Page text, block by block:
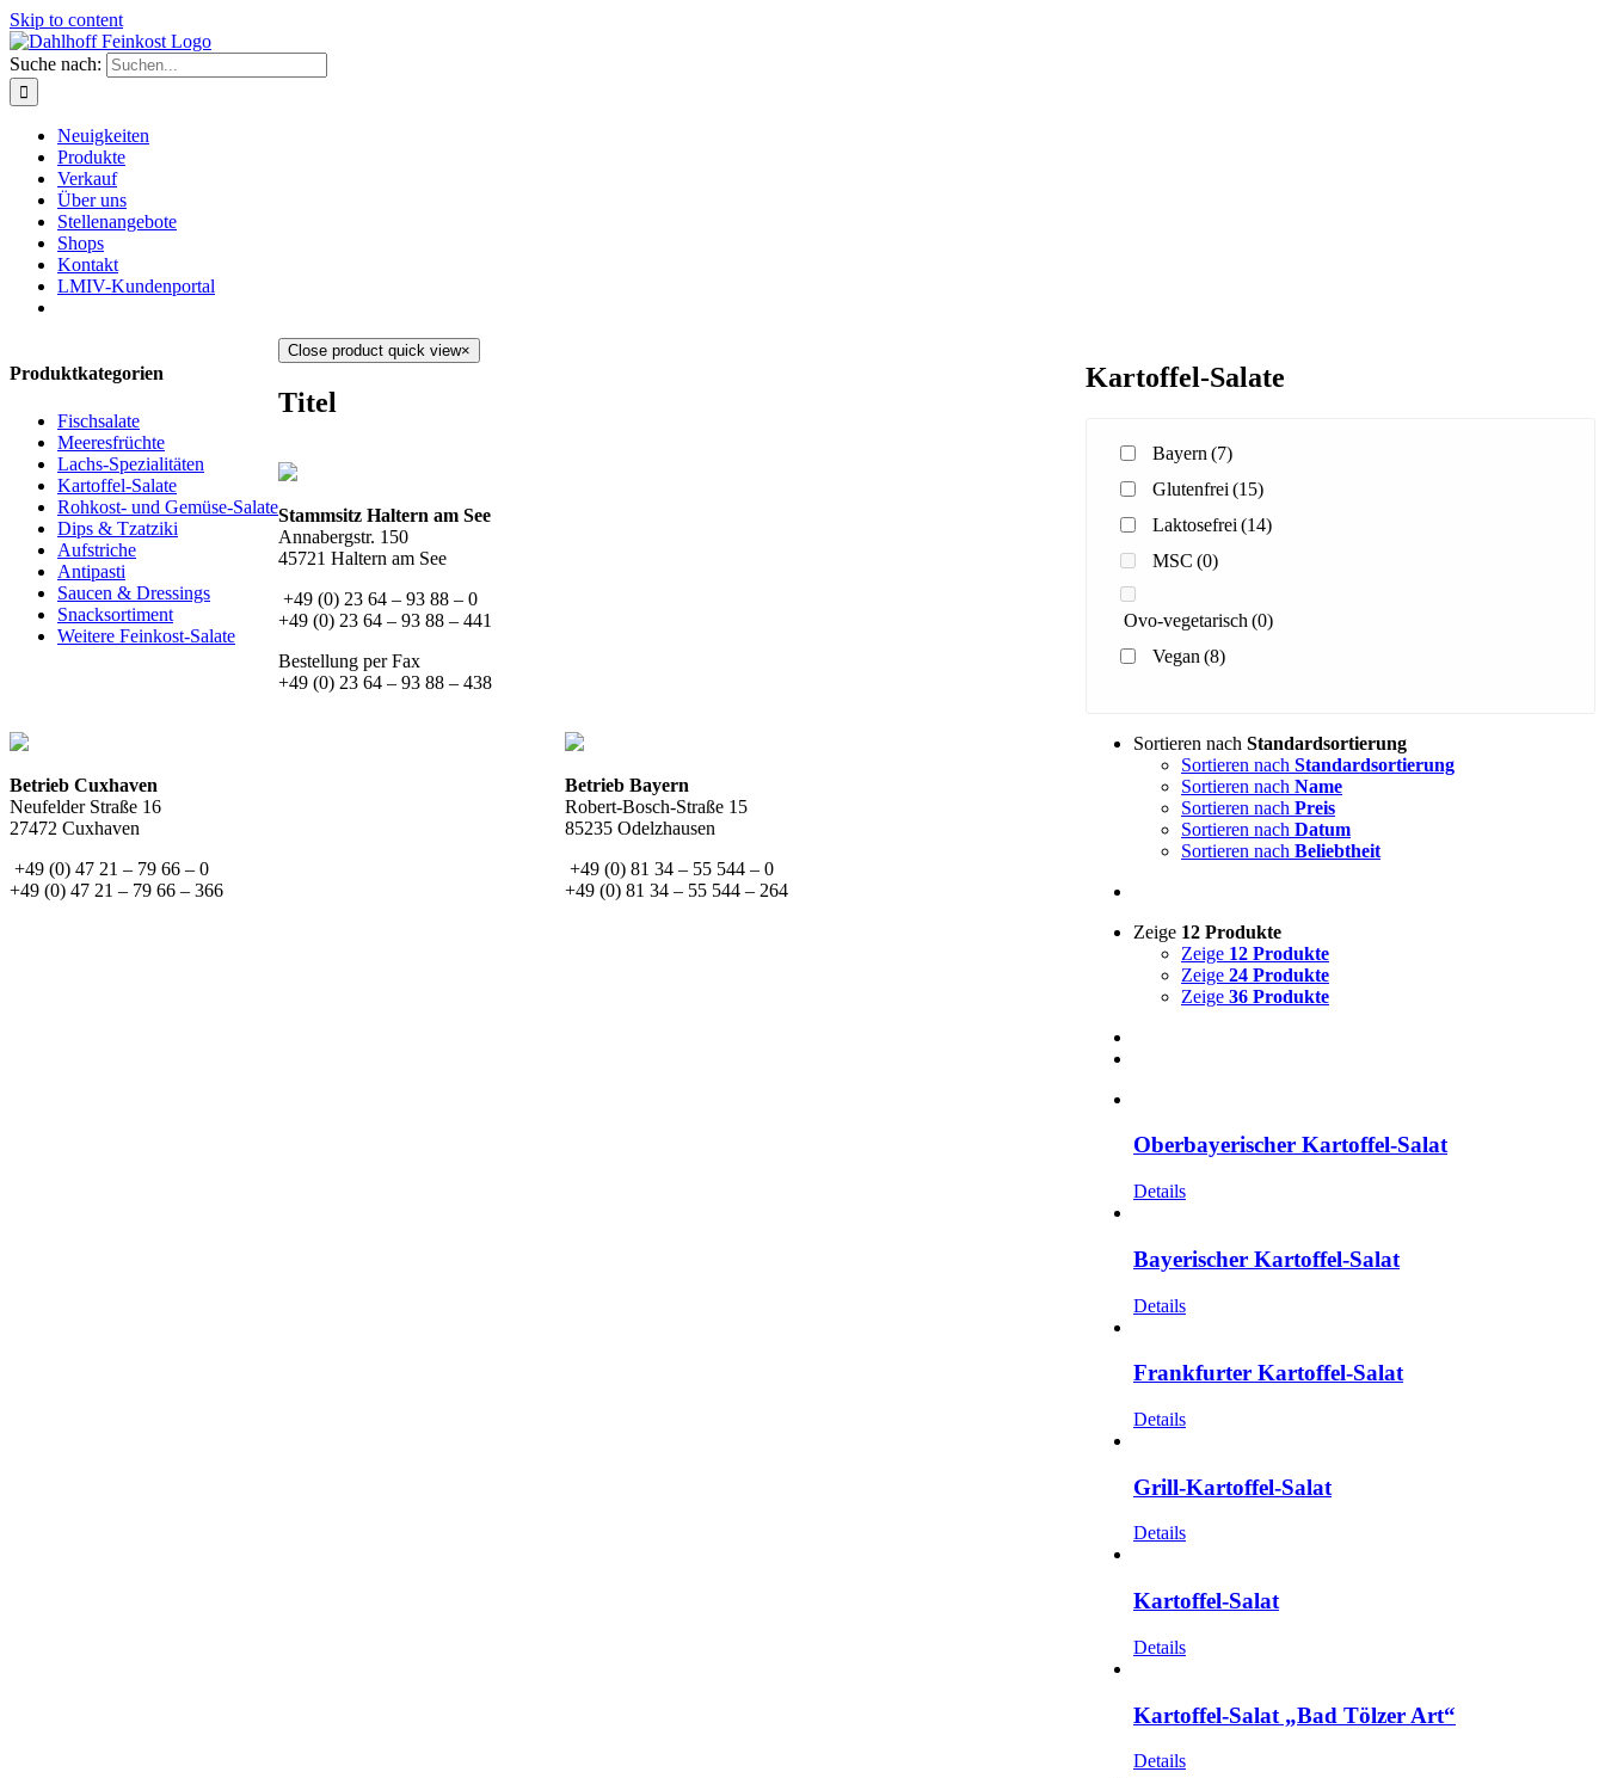
Skip to content
Suche nach:
Neuigkeiten
Produkte
Verkauf
Über uns
Stellenangebote
Shops
Kontakt
LMIV-Kundenportal
Kartoffel-Salate
Bayern (7)
Glutenfrei (15)
Laktosefrei (14)
MSC (0)
Ovo-vegetarisch (0)
Vegan (8)
Sortieren nach Standardsortierung
Sortieren nach Standardsortierung
Sortieren nach Name
Sortieren nach Preis
Sortieren nach Datum
Sortieren nach Beliebtheit
Zeige 12 Produkte
Zeige 12 Produkte
Zeige 24 Produkte
Zeige 36 Produkte
Oberbayerischer Kartoffel-Salat
Details
Bayerischer Kartoffel-Salat
Details
Frankfurter Kartoffel-Salat
Details
Grill-Kartoffel-Salat
Details
Kartoffel-Salat
Details
Kartoffel-Salat „Bad Tölzer Art“
Details
Produktkategorien
Fischsalate
Meeresfrüchte
Lachs-Spezialitäten
Kartoffel-Salate
Rohkost- und Gemüse-Salate
Dips & Tzatziki
Aufstriche
Antipasti
Saucen & Dressings
Snacksortiment
Weitere Feinkost-Salate
Close product quick view×
Titel
Stammsitz Haltern am See
Annabergstr. 150
45721 Haltern am See
+49 (0) 23 64 – 93 88 – 0
+49 (0) 23 64 – 93 88 – 441
Bestellung per Fax
+49 (0) 23 64 – 93 88 – 438
Betrieb Cuxhaven
Neufelder Straße 16
27472 Cuxhaven
+49 (0) 47 21 – 79 66 – 0
+49 (0) 47 21 – 79 66 – 366
Betrieb Bayern
Robert-Bosch-Straße 15
85235 Odelzhausen
+49 (0) 81 34 – 55 544 – 0
+49 (0) 81 34 – 55 544 – 264